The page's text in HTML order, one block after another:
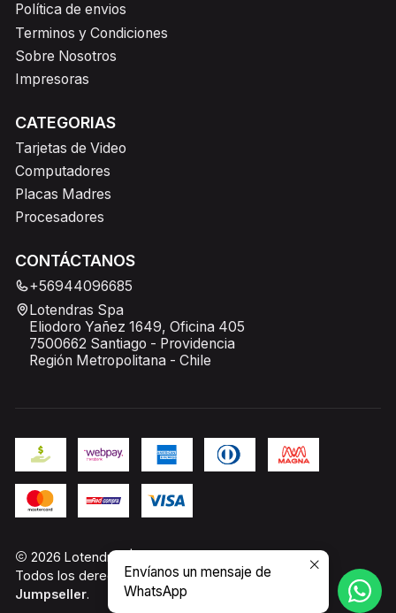
Política de envios
Terminos y Condiciones
Sobre Nosotros
Impresoras
CATEGORIAS
Tarjetas de Video
Computadores
Placas Madres
Procesadores
CONTÁCTANOS
+56944096685
Lotendras Spa
Eliodoro Yañez 1649, Oficina 405
7500662 Santiago - Providencia
Región Metropolitana - Chile
2026 Lotendras | PC Gamer Chile.
Todos los derechos reservados.Desarrollado por
Jumpseller.
Envíanos un mensaje de
WhatsApp